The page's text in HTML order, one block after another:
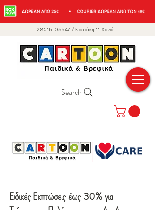
Search
28215-05547 / Κτιστάκη 11 Χανιά
Ειδικές Εκπτώσεις έως 30% για